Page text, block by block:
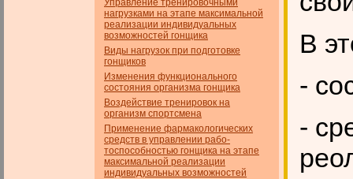
Управление тренировочными
нагрузками на этапе максимальной
реализации индивидуальных
возможностей гонщика
Виды нагрузок при подготовке
гонщиков
Изменения функционального
состояния организма гонщика
Воздействие тренировок на
организм спортсмена
Применение фармакологических
средств в управлении рабо­
тоспособностью гонщика на этапе
максимальной реализации
индивидуальных возможностей
В
-
-